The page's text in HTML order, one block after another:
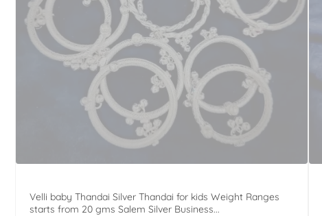
Velli baby Thandai Silver Thandai for kids Weight Ranges
starts from 20 gms Salem Silver Business...